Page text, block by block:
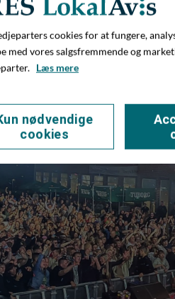
gæsterne i seng med et brag af en
cookies for at fungere,
med vores salgsfremmende og
Læs mere
nødvendige
cookies